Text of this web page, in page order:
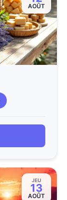
AOÛT
JEU
13
AOÛT